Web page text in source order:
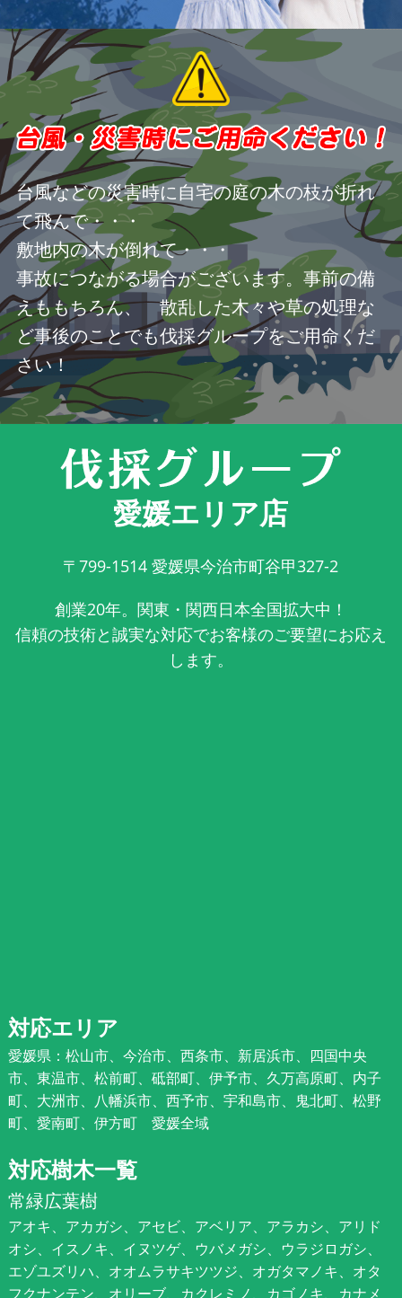
台風などの災害時に自宅の庭の木の枝が折れ
て飛んで・・・
敷地内の木が倒れて・・・
事故につながる場合がございます。事前の備
えももちろん、 散乱した木々や草の処理な
ど事後のことでも伐採グループをご用命くだ
さい！
愛媛エリア店
〒799-1514 愛媛県今治市町谷甲327-2
創業20年。関東・関西日本全国拡大中！
信頼の技術と誠実な対応でお客様のご要望にお応え
します。
対応エリア
愛媛県：松山市、今治市、西条市、新居浜市、四国中央
市、東温市、松前町、砥部町、伊予市、久万高原町、内子
町、大洲市、八幡浜市、西予市、宇和島市、鬼北町、松野
町、愛南町、伊方町 愛媛全域
対応樹木一覧
常緑広葉樹
アオキ、アカガシ、アセビ、アベリア、アラカシ、アリド
オシ、イスノキ、イヌツゲ、ウバメガシ、ウラジロガシ、
エゾユズリハ、オオムラサキツツジ、オガタマノキ、オタ
フクナンテン、オリーブ、カクレミノ、カゴノキ、カナメ